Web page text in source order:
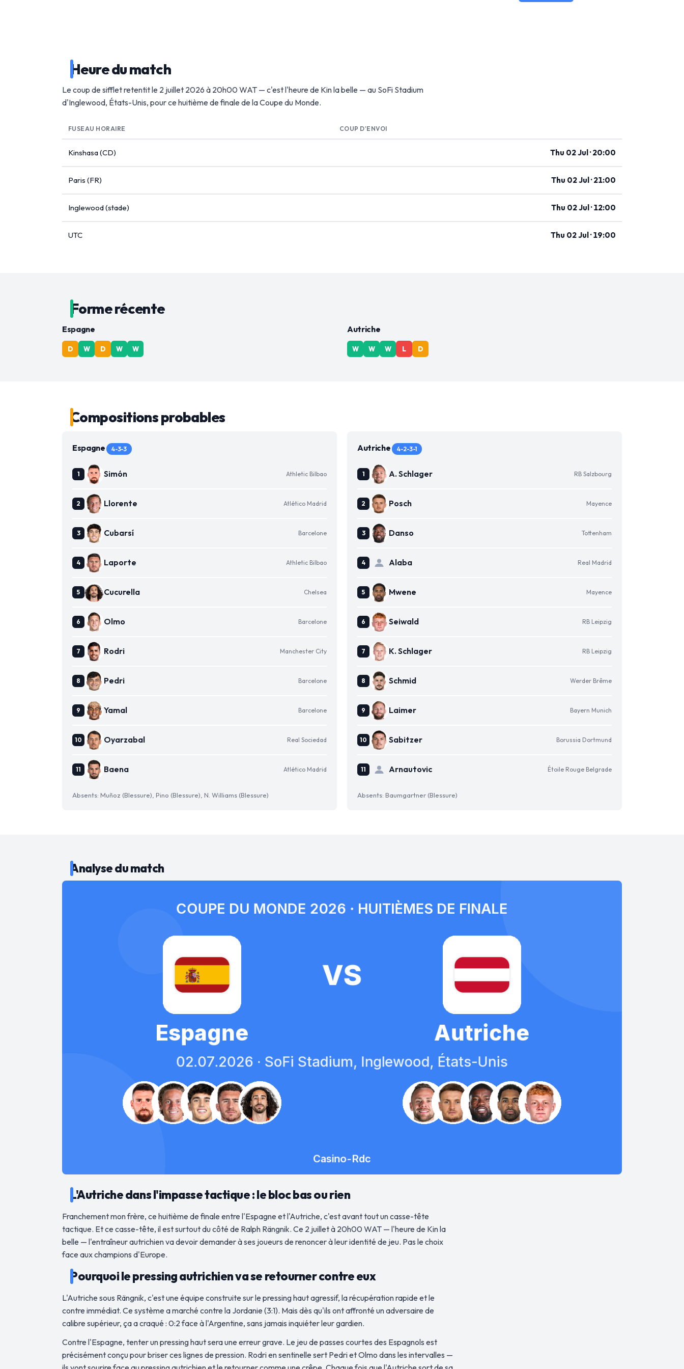
Heure du match
Le coup de sifflet retentit le 2 juillet 2026 à 20h00 WAT — c'est l'heure de Kin la belle — au SoFi Stadium
d'Inglewood, États-Unis, pour ce huitième de finale de la Coupe du Monde.
FUSEAU HORAIRE COUP D'ENVOI
Kinshasa (CD) Thu 02 Jul · 20:00
Paris (FR) Thu 02 Jul · 21:00
Inglewood (stade) Thu 02 Jul · 12:00
UTC Thu 02 Jul · 19:00
Forme récente
Espagne
D W D W W
Autriche
W W W L D
Compositions probables
Espagne 4-3-3
Simón Athletic Bilbao
Llorente Atlético Madrid
Cubarsí Barcelone
Laporte Athletic Bilbao
Cucurella Chelsea
Olmo Barcelone
Rodri Manchester City
Pedri Barcelone
Yamal Barcelone
Oyarzabal Real Sociedad
Baena Atlético Madrid
Absents: Muñoz (Blessure), Pino (Blessure), N. Williams (Blessure)
Autriche 4-2-3-1
A. Schlager RB Salzbourg
Posch Mayence
Danso Tottenham
Alaba Real Madrid
Mwene Mayence
Seiwald RB Leipzig
K. Schlager RB Leipzig
Schmid Werder Brême
Laimer Bayern Munich
Sabitzer Borussia Dortmund
Arnautovic Étoile Rouge Belgrade
Absents: Baumgartner (Blessure)
Analyse du match
L'Autriche dans l'impasse tactique : le bloc bas ou rien
Franchement mon frère, ce huitième de finale entre l'Espagne et l'Autriche, c'est avant tout un casse-tête
tactique. Et ce casse-tête, il est surtout du côté de Ralph Rängnik. Ce 2 juillet à 20h00 WAT — l'heure de Kin la
belle — l'entraîneur autrichien va devoir demander à ses joueurs de renoncer à leur identité de jeu. Pas le choix
face aux champions d'Europe.
Pourquoi le pressing autrichien va se retourner contre eux
L'Autriche sous Rängnik, c'est une équipe construite sur le pressing haut agressif, la récupération rapide et le
contre immédiat. Ce système a marché contre la Jordanie (3:1). Mais dès qu'ils ont affronté un adversaire de
calibre supérieur, ça a craqué : 0:2 face à l'Argentine, sans jamais inquiéter leur gardien.
Contre l'Espagne, tenter un pressing haut sera une erreur grave. Le jeu de passes courtes des Espagnols est
précisément conçu pour briser ces lignes de pression. Rodri en sentinelle sert Pedri et Olmo dans les intervalles —